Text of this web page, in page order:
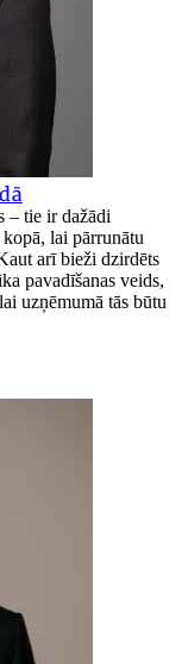
– tie ir dažādi
lai pārrunātu
arī bieži dzirdēts
pavadīšanas veids,
uzņēmumā tās būtu